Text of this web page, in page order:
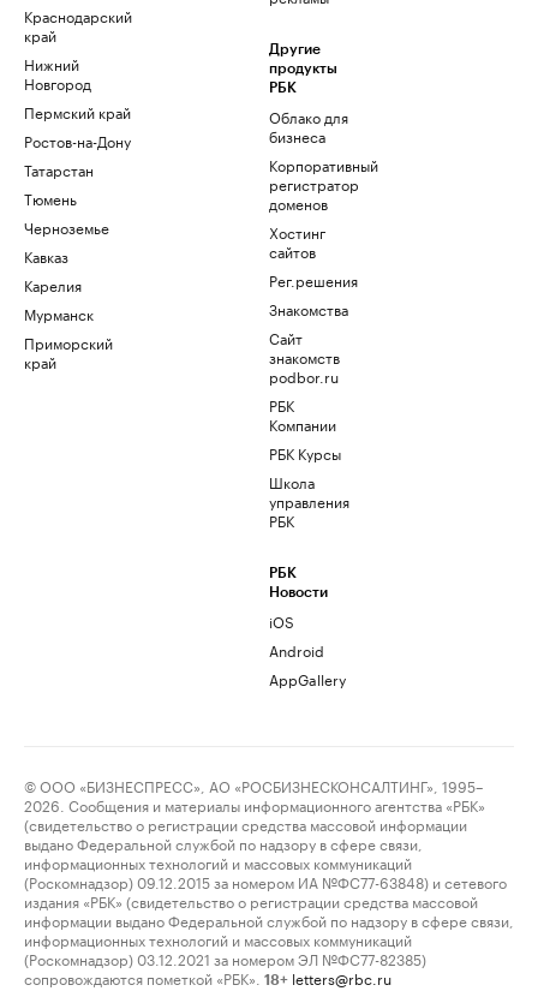
Краснодарский
край
Нижний
Новгород
Пермский край
Ростов-на-Дону
Татарстан
Тюмень
Черноземье
Кавказ
Карелия
Мурманск
Приморский
край
Другие
продукты
РБК
Облако для
бизнеса
Корпоративный
регистратор
доменов
Хостинг
сайтов
Рег.решения
Знакомства
Сайт
знакомств
podbor.ru
РБК
Компании
РБК Курсы
Школа
управления
РБК
РБК
Новости
iOS
Android
AppGallery
© ООО «БИЗНЕСПРЕСС», АО «РОСБИЗНЕСКОНСАЛТИНГ», 1995–
2026. Сообщения и материалы информационного агентства «РБК»
(свидетельство о регистрации средства массовой информации
выдано Федеральной службой по надзору в сфере связи,
информационных технологий и массовых коммуникаций
(Роскомнадзор) 09.12.2015 за номером ИА №ФС77-63848) и сетевого
издания «РБК» (свидетельство о регистрации средства массовой
информации выдано Федеральной службой по надзору в сфере связи,
информационных технологий и массовых коммуникаций
(Роскомнадзор) 03.12.2021 за номером ЭЛ №ФС77-82385)
сопровождаются пометкой «РБК».
18+ letters@rbc.ru